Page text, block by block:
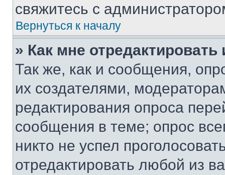
свяжитесь с
Вернуться к началу
» Как мне
Так же, как и сообщения,
их создателями,
редактирования опроса
сообщения в теме; опрос
никто не успел
отредактировать любой из